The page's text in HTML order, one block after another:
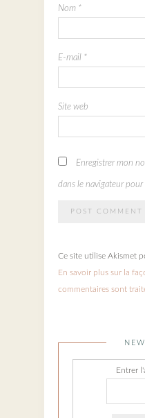
Nom *
E-mail *
Site web
Enregistrer mon
dans le navigateur
Ce site utilise Akismet
En savoir plus sur la
commentaires sont
Entrer